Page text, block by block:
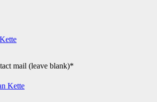
mail (leave blank)*